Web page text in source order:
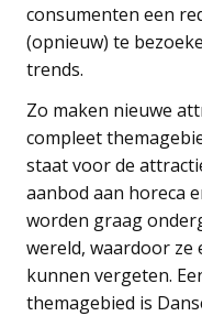
consumenten een
(opnieuw) te
trends.
Zo maken nieuwe
compleet
staat voor de
aanbod aan horeca
worden graag
wereld, waardoor ze
kunnen vergeten.
themagebied is